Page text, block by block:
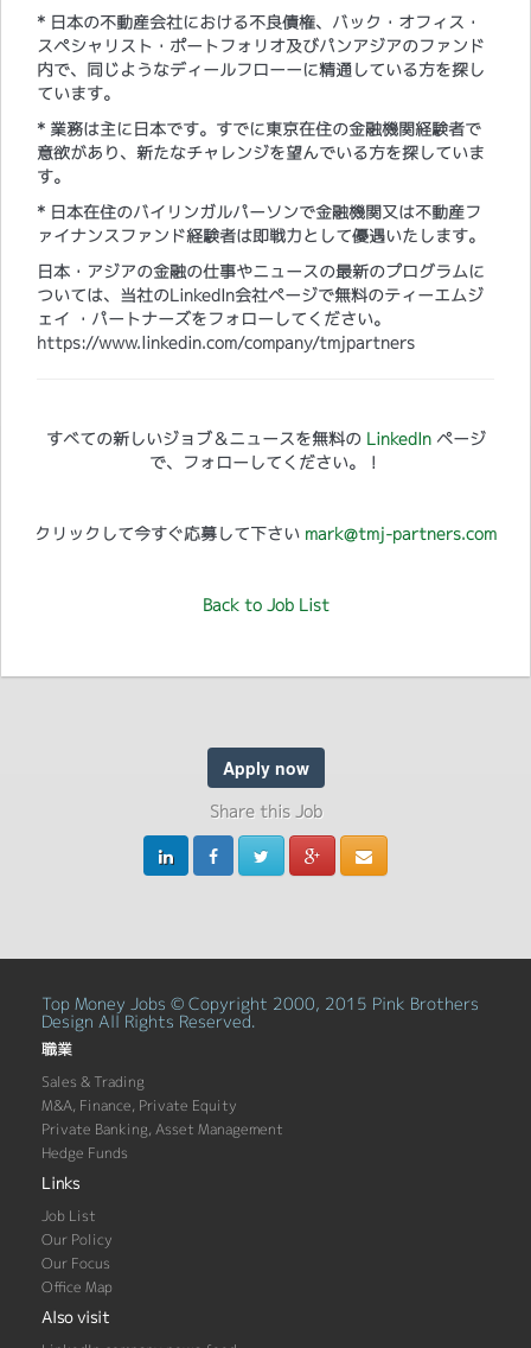
* 日本の不動産会社における不良債権、バック・オフィス・
スペシャリスト・ポートフォリオ及びパンアジアのファンド
内で、同じようなディールフローーに精通している方を探し
ています。
* 業務は主に日本です。すでに東京在住の金融機関経験者で
意欲があり、新たなチャレンジを望んでいる方を探していま
す。
* 日本在住のバイリンガルパーソンで金融機関又は不動産フ
ァイナンスファンド経験者は即戦力として優遇いたします。
日本・アジアの金融の仕事やニュースの最新のプログラムに
ついては、当社のLinkedIn会社ページで無料のティーエムジ
ェイ ・パートナーズをフォローしてください。
https://www.linkedin.com/company/tmjpartners
すべての新しいジョブ＆ニュースを無料の LinkedInページ
で、フォローしてください。！
クリックして今すぐ応募して下さい mark@tmj-partners.com
Back to Job List
Apply now
Share this Job
Top Money Jobs © Copyright 2000, 2015 Pink Brothers
Design All Rights Reserved.
職業
Sales & Trading
M&A, Finance, Private Equity
Private Banking, Asset Management
Hedge Funds
Links
Job List
Our Policy
Our Focus
Office Map
Also visit